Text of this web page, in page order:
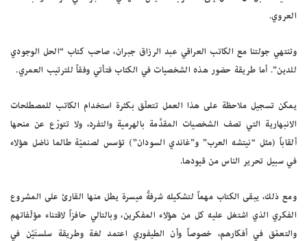
العروي.
وتنتهي جولتنا مع الكاتب العراقي عبد الرزاق جبران، صاحب كتاب “الحل الوجودي
للدين”. أما طريقة حضور هذه الشخصيات في الكتاب فتأتي وفقاً للترتيب العمري.
يمكن تسجيل ملاحظة على هذا العمل تتعلّق بكثرة استخدام الكاتب للمصطلحات
الانبهارية التي تصف الشخصيات المقدَّمة بالهرمية والتفرد، ولا تتورّع عن منحها
ألقاباً (مثل “نيتشه العرب” و”غاندي السودان”) تؤسس لصنميّة طالما ناضل هؤلاء
في سبيل تحرير الناس من قيودها.
ومع ذلك، يبقى الكتاب مهماً لتشكيله شرفةً ميسرة يطل منها القارئ على المشروع
الفكري الذي اشتغل عليه كل من هؤلاء المفكرين، وبالتالي حافزاً لاقتناء مؤلّفاتهم
والتعمّق في أفكارهم، خصوصاً وأن الطيفوري اعتمد لغة وطريقة سلستَيْن في